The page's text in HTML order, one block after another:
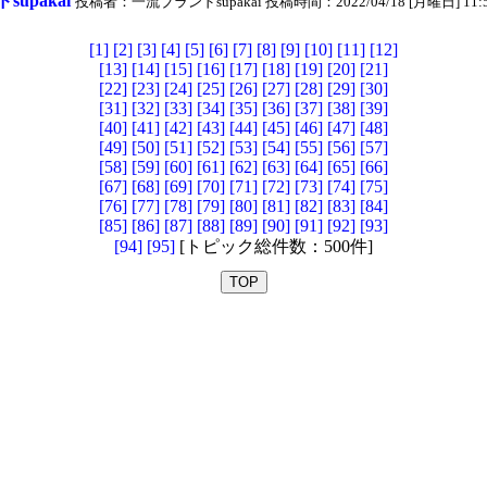
[1] [2] [3] [4] [5] [6] [7] [8] [9] [10] [11] [12]
[13] [14] [15] [16] [17] [18] [19] [20] [21]
[22] [23] [24] [25] [26] [27] [28] [29] [30]
[31] [32] [33] [34] [35] [36] [37] [38] [39]
[40] [41] [42] [43] [44] [45] [46] [47] [48]
[49] [50] [51] [52] [53] [54] [55] [56] [57]
[58] [59] [60] [61] [62] [63] [64] [65] [66]
[67] [68] [69] [70] [71] [72] [73] [74] [75]
[76] [77] [78] [79] [80] [81] [82] [83] [84]
[85] [86] [87] [88] [89] [90] [91] [92] [93]
[94] [95] [トピック総件数：500件]